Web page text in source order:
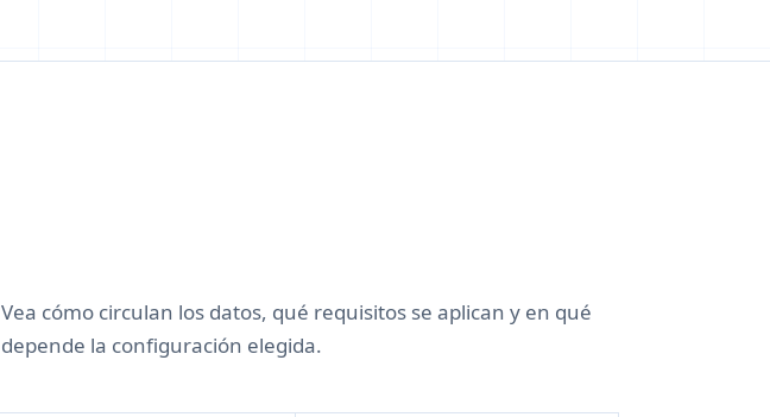
Vea cómo circulan los datos, qué requisitos se aplican y en qué
depende la configuración elegida.